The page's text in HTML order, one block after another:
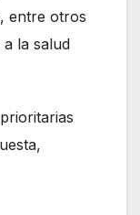
entre otros
la salud